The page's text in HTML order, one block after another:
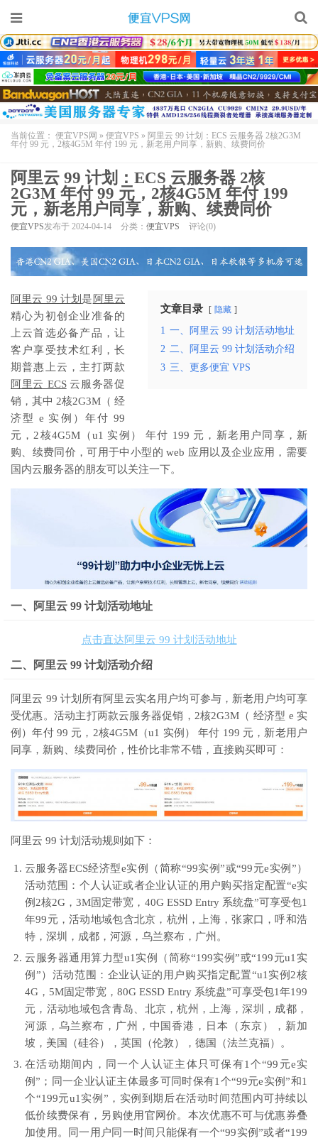
当前位置： 便宜VPS网 » 便宜VPS » 阿里云 99 计划：ECS 云服务器 2核2G3M
年付 99 元，2核4G5M 年付 199 元，新老用户同享，新购、续费同价
阿里云 99 计划：ECS 云服务器 2核
2G3M 年付 99 元，2核4G5M 年付 199
元，新老用户同享，新购、续费同价
便宜VPS发布于 2024-04-14 分类： 便宜VPS 评论(0)
文章目录 隐藏
1 一、阿里云 99 计划活动地址
2 二、阿里云 99 计划活动介绍
3 三、更多便宜 VPS
阿里云 99 计划 是 阿里云
精心为初创企业准备的
上云首选必备产品，让
客户享受技术红利，长
期普惠上云，主打两款
阿里云 ECS云服务器促
销，其中 2核2G3M（ 经
济型 e 实例）年付 99
元，2核4G5M（u1 实例） 年付 199 元，新老用户同享，新
购、续费同价，可用于中小型的 web 应用以及企业应用，需要
国内云服务器的朋友可以关注一下。
一、阿里云 99 计划活动地址
点击直达阿里云 99 计划活动地址
二、阿里云 99 计划活动介绍
阿里云 99 计划所有阿里云实名用户均可参与，新老用户均可享
受优惠。活动主打两款云服务器促销，2核2G3M（ 经济型 e 实
例）年付 99 元，2核4G5M（u1 实例） 年付 199 元，新老用户
同享，新购、续费同价，性价比非常不错，直接购买即可：
阿里云 99 计划活动规则如下：
云服务器ECS经济型e实例（简称“99实例”或“99元e实例”）
活动范围：个人认证或者企业认证的用户购买指定配置“e实
例2核2G，3M固定带宽，40G ESSD Entry 系统盘”可享受包1
年99元，活动地域包含北京，杭州，上海，张家口，呼和浩
特，深圳，成都，河源，乌兰察布，广州。
云服务器通用算力型u1实例（简称“199实例”或“199元u1实
例”）活动范围：企业认证的用户购买指定配置“u1实例2核
4G，5M固定带宽，80G ESSD Entry 系统盘”可享受包1年199
元，活动地域包含青岛、北京，杭州，上海，深圳，成都，
河源，乌兰察布，广州，中国香港，日本（东京），新加
坡，美国（硅谷），英国（伦敦），德国（法兰克福）。
在活动期间内，同一个人认证主体只可保有1个“99元e实
例”；同一企业认证主体最多可同时保有1个“99元e实例”和1
个“199元u1实例”，实例到期后在活动时间范围内可持续以
低价续费保有，另购使用官网价。本次优惠不可与优惠券叠
加使用。同一用户同一时间只能保有一个“99实例”或者“199